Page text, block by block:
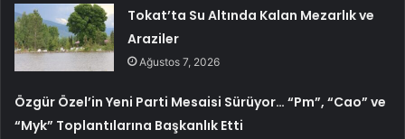
Tokat’ta Su Altında Kalan Mezarlık ve
Araziler
Ağustos 7, 2026
Özgür Özel’in Yeni Parti Mesaisi Sürüyor… “Pm”, “Cao” ve
“Myk” Toplantılarına Başkanlık Etti